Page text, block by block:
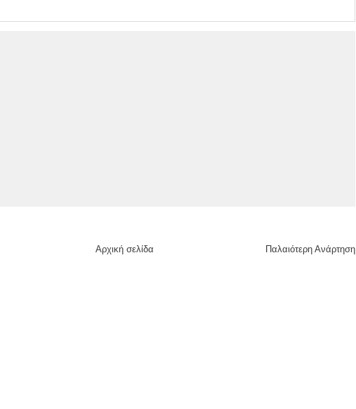
Παλαιότερη Ανάρτηση
Αρχική σελίδα